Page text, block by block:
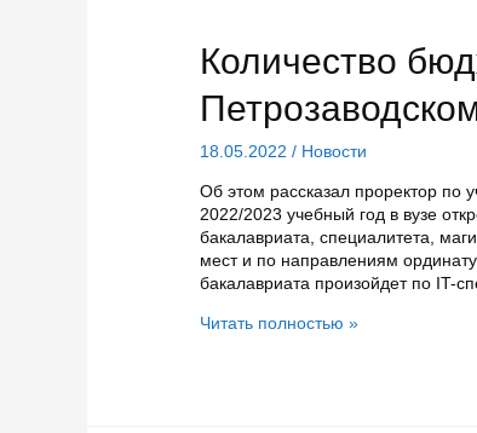
жителей
в
прямом
эфире
Количество
18.05.2022 / Новости
Об этом рассказал проректор по
2022/2023 учебный год в вузе
бакалавриата, специалитета,
мест и по направлениям
бакалавриата произойдет по IT-
Количество
Читать полностью »